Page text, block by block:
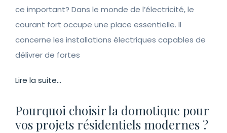
ce important? Dans le monde de l’électricité, le
courant fort occupe une place essentielle. Il
concerne les installations électriques capables de
délivrer de fortes
Lire la suite...
Pourquoi choisir la domotique pour
vos projets résidentiels modernes ?